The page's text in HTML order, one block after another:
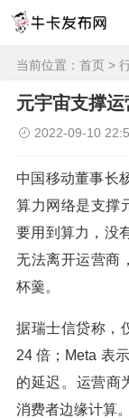
当前位置： 首页 >
元宇宙支撑
2022-09-10
中国移动董事长
算力网络是支撑
要用到算力，没
无法离开运营商
杯羹。
据瑞士信贷称，
24 倍；Meta 表
的延迟。运营商
消费者边缘计算。